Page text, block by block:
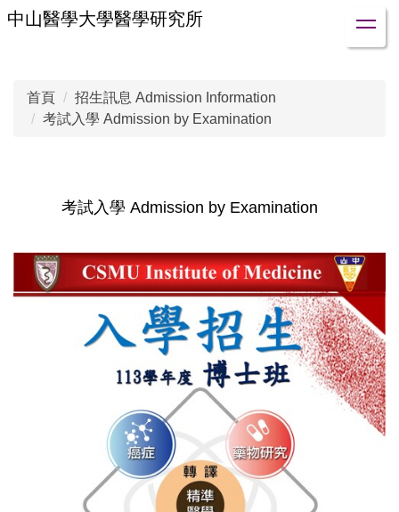
跳
中山醫學大學醫學研究所
首頁
招生訊息 Admission Information
考試入學 Admission by Examination
考試入學 Admission by Examination